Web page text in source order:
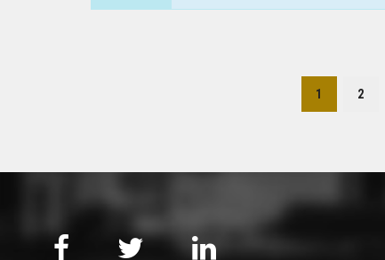
1 2